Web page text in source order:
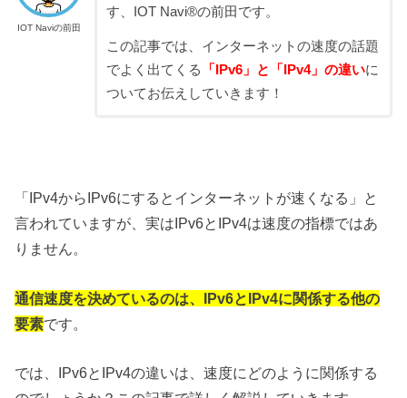
IOT Naviの前田
す、IOT Navi®の前田です。
この記事では、インターネットの速度の話題
でよく出てくる
「IPv6」と「IPv4」の違いに
ついてお伝えしていきます！
「IPv4からIPv6にするとインターネットが速くなる」と
言われていますが、実はIPv6とIPv4は速度の指標ではあ
りません。
通信速度を決めているのは、IPv6とIPv4に関係する他の
要素です。
では、IPv6とIPv4の違いは、速度にどのように関係する